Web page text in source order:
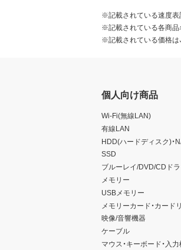
※記載されている速度表
※記載されている各商品
※記載されている価格は
個人向け商品
Wi-Fi(無線LAN)
有線LAN
HDD(ハードディスク)・
SSD
ブルーレイ/DVD/CDド
メモリー
USBメモリー
メモリーカード・カード
映像/音響機器
ケーブル
マウス・キーボード・入